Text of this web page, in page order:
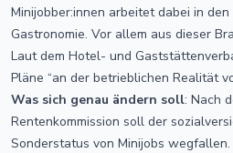
Minijobber:innen arbeitet dabei in
Gastronomie. Vor allem aus dieser
Laut dem Hotel- und
Pläne “an der betrieblichen Realität
Was sich genau ändern soll: Nach
Rentenkommission soll der
Sonderstatus von Minijobs